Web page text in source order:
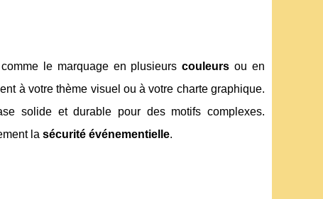
le marquage en plusieurscouleurs ou en
à votre thème visuel ou à votre charte graphique.
solide et durable pour des motifs complexes.
la sécurité événementielle.